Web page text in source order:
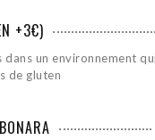
+3€)
un environnement
de gluten